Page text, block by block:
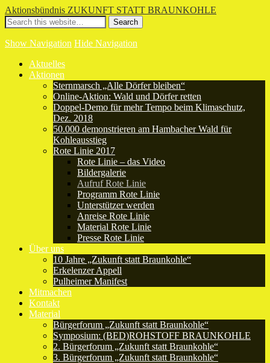
Aktionsbündnis ZUKUNFT STATT BRAUNKOHLE
Show Navigation Hide Navigation
Aktuelles
Aktionen
Sternmarsch „Alle Dörfer bleiben“
Online-Aktion: Wald und Dörfer retten
Doppel-Demo für mehr Tempo beim Klimaschutz,
Dez. 2018
50.000 demonstrieren am Hambacher Wald für
Kohleausstieg
Rote Linie 2017
Rote Linie – das Video
Bildergalerie
Aufruf Rote Linie
Programm Rote Linie
Unterstützer werden
Anreise Rote Linie
Material Rote Linie
Presse Rote Linie
Über uns
10 Jahre „Zukunft statt Braunkohle“
Erkelenzer Appell
Pulheimer Manifest
Mitmachen
Kontakt
Material
Bürgerforum „Zukunft statt Braunkohle“
Symposium: (BED)ROHSTOFF BRAUNKOHLE
2. Bürgerforum „Zukunft statt Braunkohle“
3. Bürgerforum „Zukunft statt Braunkohle“